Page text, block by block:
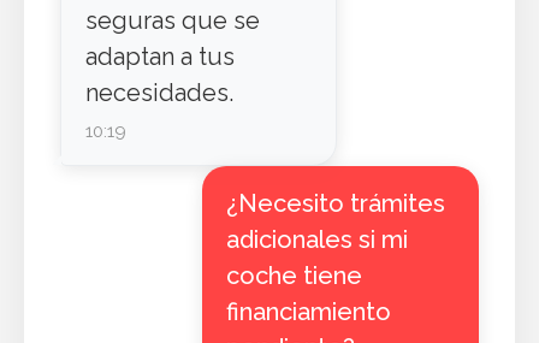
seguras que se
adaptan a tus
necesidades.
10:19
¿Necesito trámites
adicionales si mi
coche tiene
financiamiento